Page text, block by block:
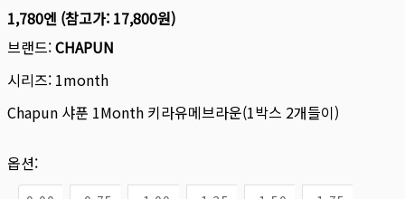
1,780엔 (참고가: 17,800원)
브랜드:CHAPUN
시리즈: 1month
Chapun 샤푼 1Month 키라유메브라운(1박스 2개들이)
옵션: